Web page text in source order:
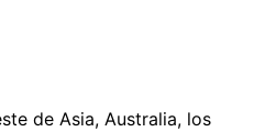
de Asia, Australia, los